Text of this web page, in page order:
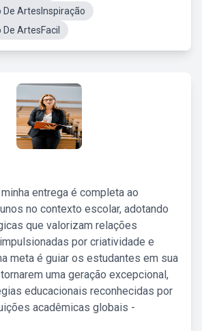
De ArtesInspiração
ArtesFacil
entrega é completa ao
no contexto escolar, adotando
que valorizam relações
por criatividade e
meta é guiar os estudantes em sua
uma geração excepcional,
educacionais reconhecidas por
acadêmicas globais -